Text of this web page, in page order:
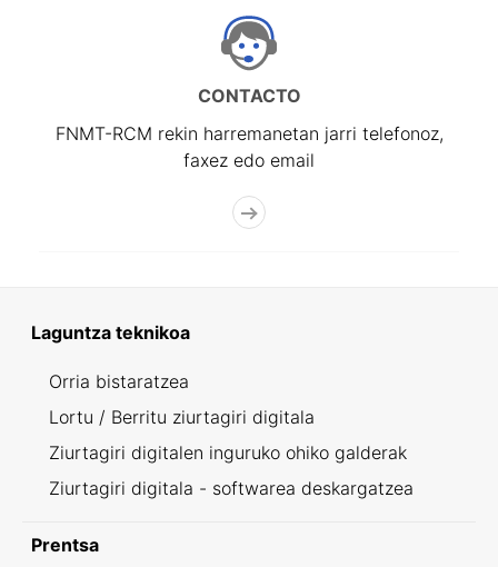
CONTACTO
FNMT-RCM rekin harremanetan jarri telefonoz,
faxez edo email
Laguntza teknikoa
Orria bistaratzea
Lortu / Berritu ziurtagiri digitala
Ziurtagiri digitalen inguruko ohiko galderak
Ziurtagiri digitala - softwarea deskargatzea
Prentsa